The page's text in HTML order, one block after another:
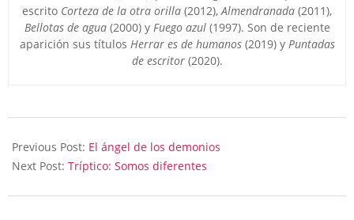
escrito Corteza de la otra orilla (2012),Almendranada (2011),
Bellotas de agua(2000) y Fuego azul(1997). Son de reciente
aparición sus títulos Herrar es de humanos(2019) y Puntadas
de escritor(2020).
11-
08
Previous Post: El ángel de los demonios
Next Post: Tríptico: Somos diferentes